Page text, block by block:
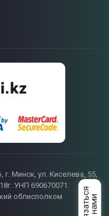
Минск, ул. Киселева, 55,
УНП 690670071.
облисполком